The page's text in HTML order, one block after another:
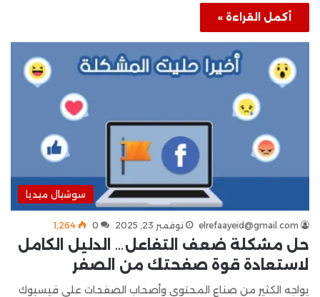
أكمل القراءة »
سوشيال ميديا
elrefaayeid@gmail.com نوفمبر 23, 2025 0 1٬264
حل مشكلة ضعف التفاعل… الدليل الكامل
لاستعادة قوة صفحتك من الصفر
يواجه الكثير من صناع المحتوى وأصحاب الصفحات على فيسبوك